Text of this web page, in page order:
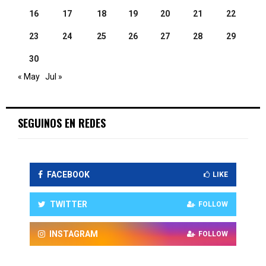
16 17 18 19 20 21 22
23 24 25 26 27 28 29
30
« May Jul »
SEGUINOS EN REDES
FACEBOOK LIKE
TWITTER FOLLOW
INSTAGRAM FOLLOW